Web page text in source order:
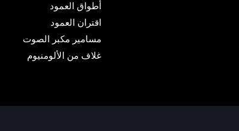
أطواق العمود
اقتران العمود
مسامير مكبر الصوت
غلاف من الألومنيوم